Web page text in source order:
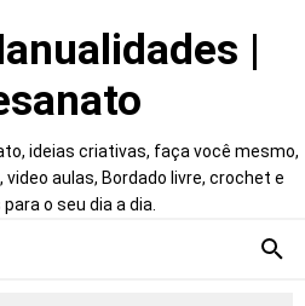
|
ideias criativas, faça você mesmo,
aulas, Bordado livre, crochet e
o seu dia a dia.